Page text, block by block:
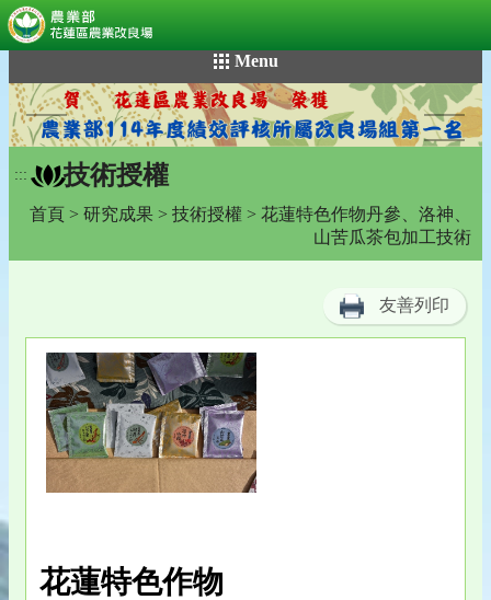
到
主
要
內
容
Menu
::: 技術授權
首頁 > 研究成果 > 技術授權 > 花蓮特色作物丹參、洛神、
山苦瓜茶包加工技術
友善列印
花蓮特色作物